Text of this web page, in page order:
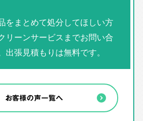
をまとめて処分してほしい方
リーンサービスまでお問い合
出張見積もりは無料です。
お客様の声一覧へ